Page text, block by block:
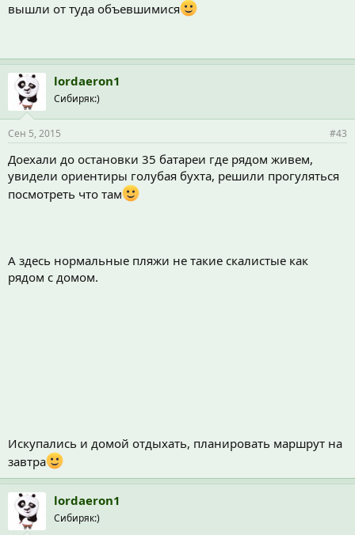
вышли от туда объевшимися
lordaeron1
Сибиряк:)
Сен 5, 2015 #43
Доехали до остановки 35 батареи где рядом живем,
увидели ориентиры голубая бухта, решили прогуляться
посмотреть что там
А здесь нормальные пляжи не такие скалистые как
рядом с домом.
Искупались и домой отдыхать, планировать маршрут на
завтра
lordaeron1
Сибиряк:)